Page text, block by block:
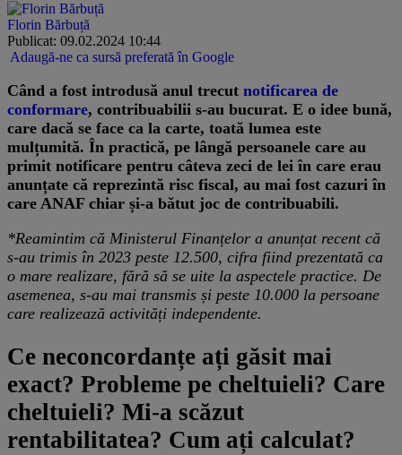
Florin Bărbuță
Publicat: 09.02.2024 10:44
Adaugă-ne ca sursă preferată în Google
Când a fost introdusă anul trecut notificarea de
conformare, contribuabilii s-au bucurat. E o idee bună,
care dacă se face ca la carte, toată lumea este
mulțumită. În practică, pe lângă persoanele care au
primit notificare pentru câteva zeci de lei în care erau
anunțate că reprezintă risc fiscal, au mai fost cazuri în
care ANAF chiar și-a bătut joc de contribuabili.
*Reamintim că Ministerul Finanțelor a anunțat recent că
s-au trimis în 2023 peste 12.500, cifra fiind prezentată ca
o mare realizare, fără să se uite la aspectele practice. De
asemenea, s-au mai transmis și peste 10.000 la persoane
care realizează activități independente.
Ce neconcordanțe ați găsit mai
exact? Probleme pe cheltuieli? Care
cheltuieli? Mi-a scăzut
rentabilitatea? Cum ați calculat?